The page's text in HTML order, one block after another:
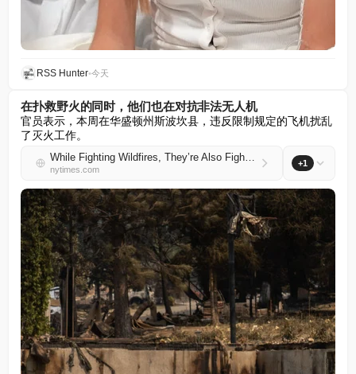
RSS Hunter•今天
在扑救野火的同时，他们也在对抗非法无人机
官员表示，本周在华盛顿州斯波坎县，违反限制规定的飞机扰乱
了灭火工作。
While Fighting Wildfires, They’re Also Fighting Illegal Drones
nytimes.com
+1